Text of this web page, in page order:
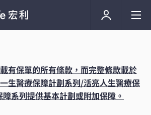
有保單的所有條款，而完整條款載於
生醫療保障計劃系列/活亮人生醫療保
系列提供基本計劃或附加保障。